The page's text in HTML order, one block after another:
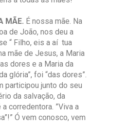
MÃE. É nossa mãe. Na
de João, nos deu a
“ Filho, eis a aí tua
mãe de Jesus, a Maria
dores e a Maria da
glória”, foi “das dores”.
participou junto do seu
da salvação, da
corredentora. ”Viva a
Ó vem conosco, vem